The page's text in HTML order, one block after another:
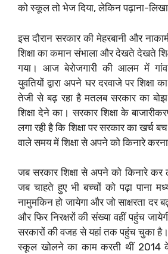
को स्कूल तो भेज दिया, लेकिन पढ़ाना-
इस दौरान सरकार की मेहरबानी और
शिक्षा का कमान संभाला और देखते देखते
गया। आज बेरोजगारी की आलम में गांव-
युवतियों द्वारा अपने घर दरवाजे पर
तेजी से बढ़ रहा है मतलब सरकार का
शिक्षा देने का। सरकार शिक्षा के
लगा रही है कि शिक्षा पर सरकार का खर्च
वाले समय में शिक्षा से अपने को किनारे करना
जब सरकार शिक्षा से अपने को किनारे कर
जब चाहते हुए भी बच्चों को पढ़ा पाना
नामुमकिन हो जायेगा और जो साक्षरता दर
और फिर निरक्षरों की संख्या वहीं पहुंच
सरकारों की वजह से यहां तक पहुंच चुका
स्कूल खोलने का काम करती थीं 2014 के